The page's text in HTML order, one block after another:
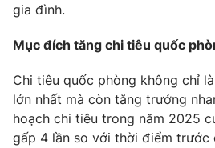
Tổng đài VTV:
Email:
toasoan@vtv.vn
Liên hệ quảng cáo:024-7300.7108
gia đình.
Mục đích tăng chi tiêu quốc
Chi tiêu quốc phòng không chỉ
lớn nhất mà còn tăng trưởng
hoạch chi tiêu trong năm 2025
gấp 4 lần so với thời điểm trước